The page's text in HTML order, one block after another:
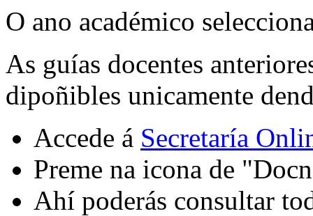
O ano académico
As guías docentes
dipoñibles unicamente
Accede á Secretaría
Preme na icona de
Ahí poderás consultar